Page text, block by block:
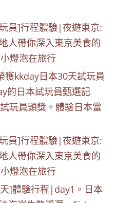
獲kkday日本30天試玩員
的日本試玩員甄選記
玩員頭獎。體驗日本當
]體驗行程|day1。日本